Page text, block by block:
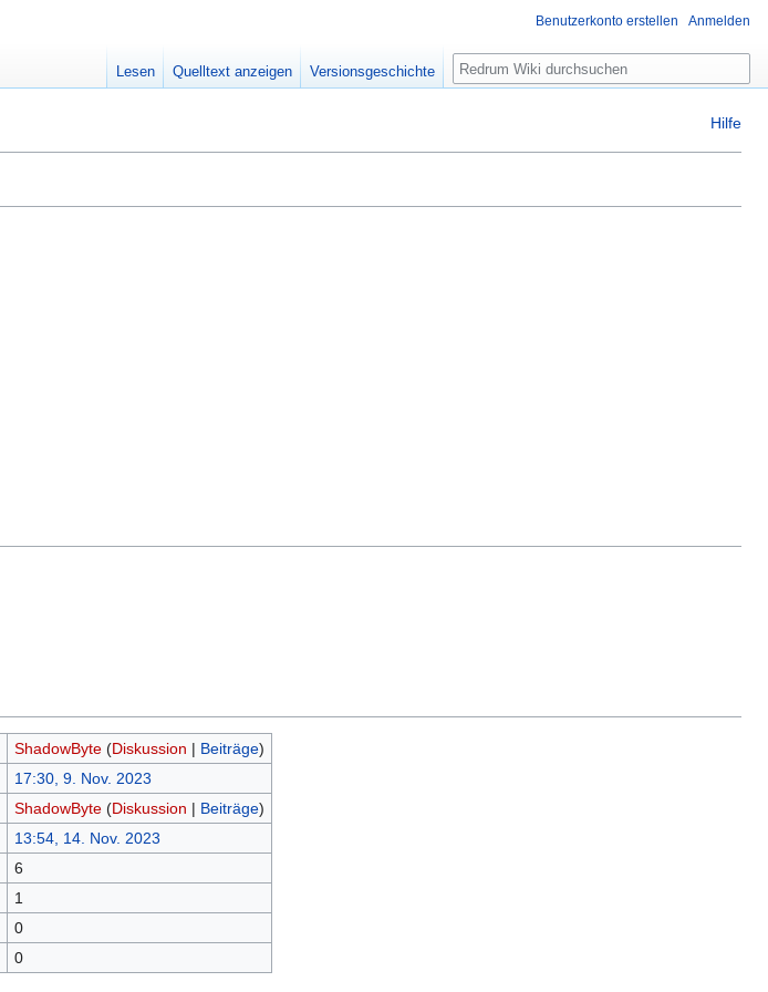
Hilfe
ShadowByte (Diskussion | Beiträge)
17:30, 9. Nov. 2023
ShadowByte (Diskussion | Beiträge)
13:54, 14. Nov. 2023
6
1
0
0
Benutzerkonto erstellen Anmelden
Lesen Quelltext anzeigen Versionsgeschichte